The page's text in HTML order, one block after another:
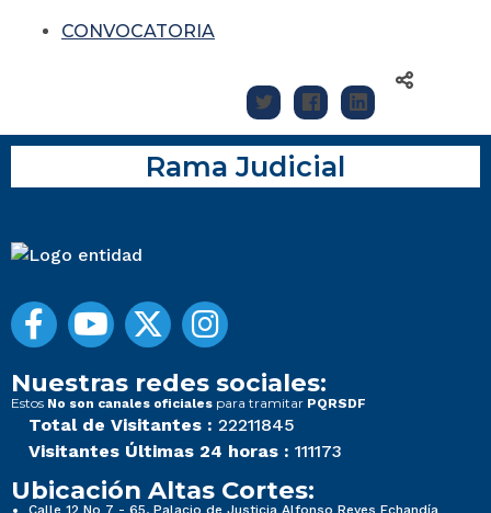
CONVOCATORIA
Rama Judicial
Nuestras redes sociales:
Estos No son canales oficiales para tramitar PQRSDF
Total de Visitantes : 22211845
Visitantes Últimas 24 horas : 111173
Ubicación Altas Cortes:
Calle 12 No 7 - 65, Palacio de Justicia Alfonso Reyes Echandía